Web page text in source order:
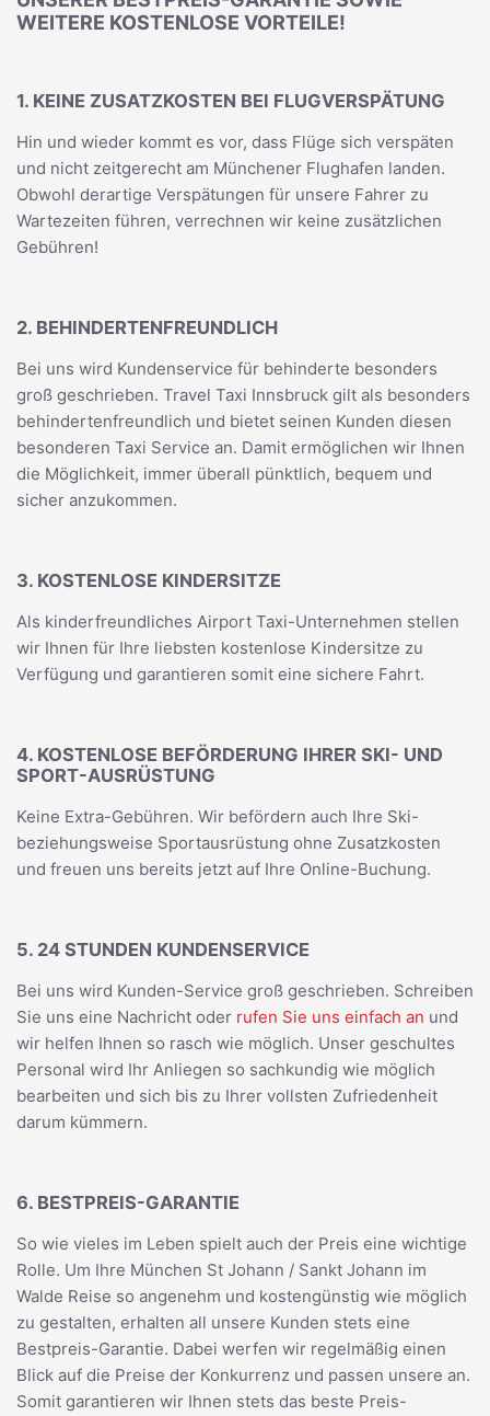
WEITERE KOSTENLOSE VORTEILE!
1. KEINE ZUSATZKOSTEN BEI FLUGVERSPÄTUNG
Hin und wieder kommt es vor, dass Flüge sich verspäten
und nicht zeitgerecht am Münchener Flughafen landen.
Obwohl derartige Verspätungen für unsere Fahrer zu
Wartezeiten führen, verrechnen wir keine zusätzlichen
Gebühren!
2. BEHINDERTENFREUNDLICH
Bei uns wird Kundenservice für behinderte besonders
groß geschrieben. Travel Taxi Innsbruck gilt als besonders
behindertenfreundlich und bietet seinen Kunden diesen
besonderen Taxi Service an. Damit ermöglichen wir Ihnen
die Möglichkeit, immer überall pünktlich, bequem und
sicher anzukommen.
3. KOSTENLOSE KINDERSITZE
Als kinderfreundliches Airport Taxi-Unternehmen stellen
wir Ihnen für Ihre liebsten kostenlose Kindersitze zu
Verfügung und garantieren somit eine sichere Fahrt.
4. KOSTENLOSE BEFÖRDERUNG IHRER SKI- UND
SPORT-AUSRÜSTUNG
Keine Extra-Gebühren. Wir befördern auch Ihre Ski-
beziehungsweise Sportausrüstung ohne Zusatzkosten
und freuen uns bereits jetzt auf Ihre Online-Buchung.
5. 24 STUNDEN KUNDENSERVICE
Bei uns wird Kunden-Service groß geschrieben. Schreiben
Sie uns eine Nachricht oder rufen Sie uns einfach an und
wir helfen Ihnen so rasch wie möglich. Unser geschultes
Personal wird Ihr Anliegen so sachkundig wie möglich
bearbeiten und sich bis zu Ihrer vollsten Zufriedenheit
darum kümmern.
6. BESTPREIS-GARANTIE
So wie vieles im Leben spielt auch der Preis eine wichtige
Rolle. Um Ihre München St Johann / Sankt Johann im
Walde Reise so angenehm und kostengünstig wie möglich
zu gestalten, erhalten all unsere Kunden stets eine
Bestpreis-Garantie. Dabei werfen wir regelmäßig einen
Blick auf die Preise der Konkurrenz und passen unsere an.
Somit garantieren wir Ihnen stets das beste Preis-